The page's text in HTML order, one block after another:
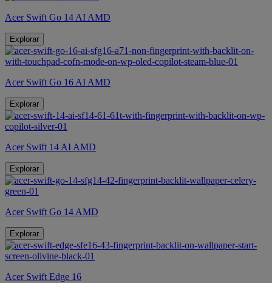
Acer Swift Go 14 AI AMD
Explorar
Acer Swift Go 16 AI AMD
Explorar
Acer Swift 14 AI AMD
Explorar
Acer Swift Go 14 AMD
Explorar
Acer Swift Edge 16